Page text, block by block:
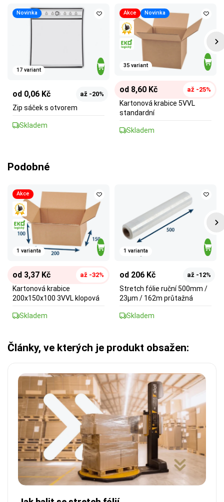
Novinka
17 variant
od 0,06 Kč až -20%
Zip sáček s otvorem
Skladem
Akce Novinka
35 variant
od 8,60 Kč až -25%
Kartonová krabice 5VVL
standardní
Skladem
Podobné
Akce
1 varianta
od 3,37 Kč až -32%
Kartonová krabice
200x150x100 3VVL klopová
Skladem
1 varianta
od 206 Kč až -12%
Stretch fólie ruční 500mm /
23µm / 162m průtažná
Skladem
Články, ve kterých je produkt obsažen: